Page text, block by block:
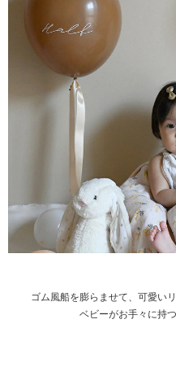
ゴム風船を膨らませて、可愛い
ベビーがお手々に持